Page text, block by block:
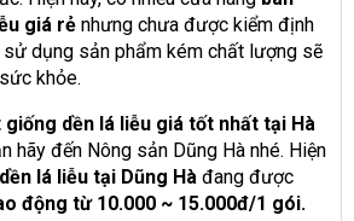
giá rẻ nhưng chưa được kiểm định
dụng sản phẩm kém chất lượng sẽ
khỏe.
giống dền lá liễu giá tốt nhất tại Hà
hãy đến Nông sản Dũng Hà nhé. Hiện
lá liễu tại Dũng Hà đang được
động từ 10.000 ~ 15.000đ/1 gói.